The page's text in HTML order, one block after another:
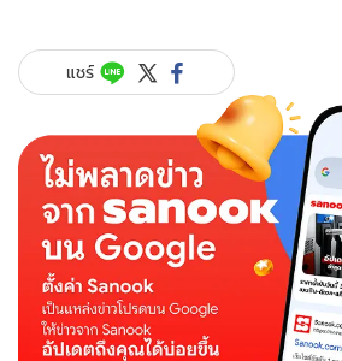
ยอมรับ
แล้ว!
รัก
"อั้ม
พัชรา
ภา"
หลัง
เกิด
ด้วย
เหตุผล
แชร์